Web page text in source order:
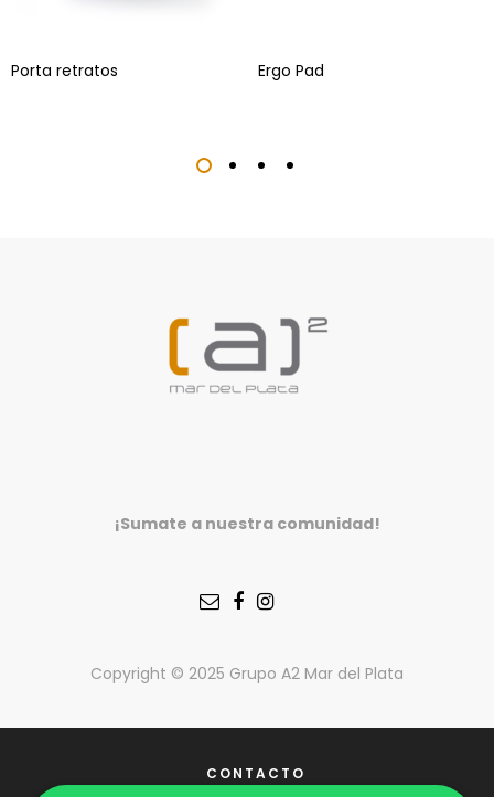
Porta retratos Ergo Pad
¡Sumate a nuestra comunidad!
Copyright © 2025 Grupo A2 Mar del Plata
CONTACTO